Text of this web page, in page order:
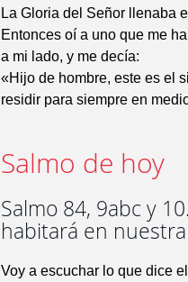
La Gloria del Señor llenaba
Entonces oí a uno que me
a mi lado, y me decía:
«Hijo de hombre, este es el
residir para siempre en
Salmo de hoy
Salmo 84, 9abc y
habitará en
Voy a escuchar lo que dice